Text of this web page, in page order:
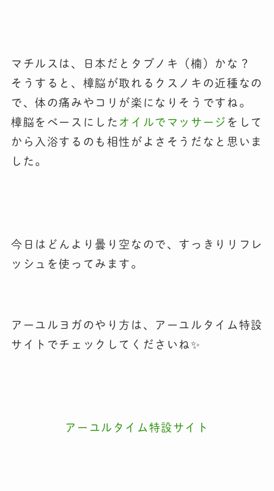
マチルスは、日本だとタブノキ（楠）かな？
そうすると、樟脳が取れるクスノキの近種なの
で、体の痛みやコリが楽になりそうですね。
樟脳をベースにした オイルでマッサージ をして
から入浴するのも相性がよさそうだなと思いま
した。
今日はどんより曇り空なので、すっきりリフレ
ッシュを使ってみます。
アーユルヨガのやり方は、アーユルタイム特設
サイトでチェックしてくださいね✨
アーユルタイム特設サイト